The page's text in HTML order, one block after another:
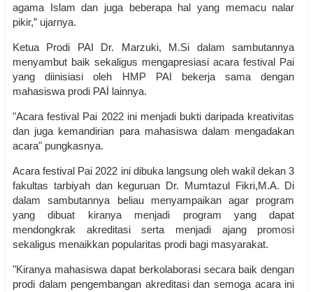
agama Islam dan juga beberapa hal yang memacu nalar
pikir,” ujarnya.
Ketua Prodi PAI Dr. Marzuki, M.Si dalam sambutannya
menyambut baik sekaligus mengapresiasi acara festival Pai
yang diinisiasi oleh HMP PAI bekerja sama dengan
mahasiswa prodi PAİ lainnya.
"Acara festival Pai 2022 ini menjadi bukti daripada kreativitas
dan juga kemandirian para mahasiswa dalam mengadakan
acara" pungkasnya.
Acara festival Pai 2022 ini dibuka langsung oleh wakil dekan 3
fakultas tarbiyah dan keguruan Dr. Mumtazul Fikri,M.A. Di
dalam sambutannya beliau menyampaikan agar program
yang dibuat kiranya menjadi program yang dapat
mendongkrak akreditasi serta menjadi ajang promosi
sekaligus menaikkan popularitas prodi bagi masyarakat.
"Kiranya mahasiswa dapat berkolaborasi secara baik dengan
prodi dalam pengembangan akreditasi dan semoga acara ini